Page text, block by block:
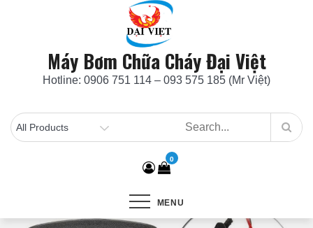
Máy Bơm Chữa Cháy Đại Việt
Hotline: 0906 751 114 – 093 575 185 (Mr Việt)
0
MENU